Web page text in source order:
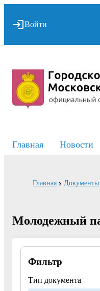
Войти
Главная Новости
Главная Документы
Молодежный
Фильтр
Тип документа